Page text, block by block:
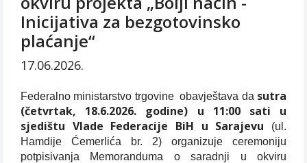
Inicijativa za bezgotovinsko
plaćanje“
17.06.2026.
Federalno ministarstvo trgovine obavještava da sutra
(četvrtak, 18.6.2026. godine) u 11:00 sati u
sjedištu Vlade Federacije BiH u Sarajevu (ul.
Hamdije Ćemerlića br. 2) organizuje ceremoniju
potpisivanja Memoranduma o saradnji u okviru